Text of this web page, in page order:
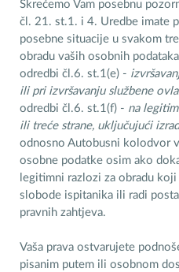
Skrećemo Vam posebnu
čl. 21. st.1. i 4. Uredbe imate
posebne situacije u svakom
obradu vaših osobnih
odredbi čl.6. st.1(e) -
ili pri izvršavanju službene
odredbi čl.6. st.1(f) - na
ili treće strane, uključujući
odnosno Autobusni kolodvor
osobne podatke osim ako
legitimni razlozi za obradu
slobode ispitanika ili radi
pravnih zahtjeva.
Vaša prava ostvarujete
pisanim putem ili osobnom